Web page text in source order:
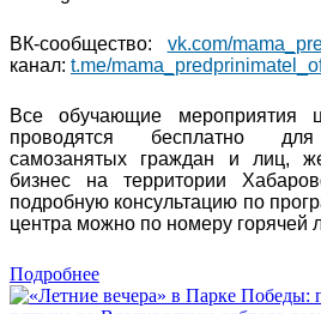
ВК-сообщество: vk.com/
канал: t.me/
Все обучающие мероприятия
проводятся бесплатно для
самозанятых граждан и лиц,
бизнес на территории
подробную консультацию по
центра можно по номеру горячей
Подробнее